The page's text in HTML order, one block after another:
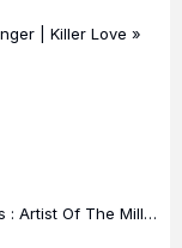
| Killer Love »
Regarde le sujet « #BritneySpears : Artist Of The Millennium | Topic Actu »